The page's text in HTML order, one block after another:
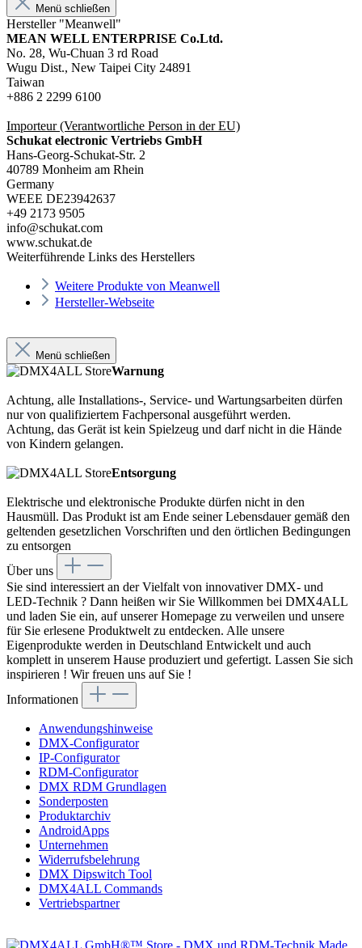
Menü schließen
Hersteller "Meanwell"
MEAN WELL ENTERPRISE Co.Ltd.
No. 28, Wu-Chuan 3 rd Road
Wugu Dist., New Taipei City 24891
Taiwan
+886 2 2299 6100
Importeur(Verantwortliche Person in der EU)
Schukat electronic Vertriebs GmbH
Hans-Georg-Schukat-Str. 2
40789 Monheim am Rhein
Germany
WEEE DE23942637
+49 2173 9505
info@schukat.com
www.schukat.de
Weiterführende Links des Herstellers
Weitere Produkte von Meanwell
Hersteller-Webseite
Menü schließen
Warnung
Achtung, alle Installations-, Service- und Wartungsarbeiten dürfen
nur von qualifiziertem Fachpersonal ausgeführt werden.
Achtung, das Gerät ist kein Spielzeug und darf nicht in die Hände
von Kindern gelangen.
Entsorgung
Elektrische und elektronische Produkte dürfen nicht in den
Hausmüll. Das Produkt ist am Ende seiner Lebensdauer gemäß den
geltenden gesetzlichen Vorschriften und den örtlichen Bedingungen
zu entsorgen
Über uns
Sie sind interessiert an der Vielfalt von innovativer DMX- und
LED-Technik ? Dann heißen wir Sie Willkommen bei DMX4ALL
und laden Sie ein, auf unserer Homepage zu verweilen und unsere
für Sie erlesene Produktwelt zu entdecken. Alle unsere
Eigenprodukte werden in Deutschland Entwickelt und auch
komplett in unserem Hause produziert und gefertigt. Lassen Sie sich
inspirieren ! Wir freuen uns auf Sie !
Informationen
Anwendungshinweise
DMX-Configurator
IP-Configurator
RDM-Configurator
DMX RDM Grundlagen
Sonderposten
Produktarchiv
AndroidApps
Unternehmen
Widerrufsbelehrung
DMX Dipswitch Tool
DMX4ALL Commands
Vertriebspartner